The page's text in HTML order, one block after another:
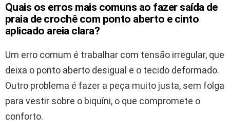
Quais os erros mais comuns ao fazer saída de
praia de crochê com ponto aberto e cinto
aplicado areia clara?
Um erro comum é trabalhar com tensão irregular, que
deixa o ponto aberto desigual e o tecido deformado.
Outro problema é fazer a peça muito justa, sem folga
para vestir sobre o biquíni, o que compromete o
conforto.